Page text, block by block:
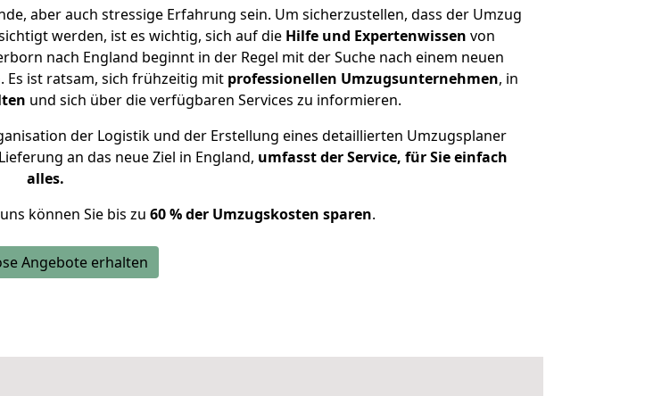
aber auch stressige Erfahrung sein. Um sicherzustellen, dass der Umzug
werden, ist es wichtig, sich auf die Hilfe und Expertenwissen von
nach England beginnt in der Regel mit der Suche nach einem neuen
Es ist ratsam, sich frühzeitig mit professionellen Umzugsunternehmen, in
und sich über die verfügbaren Services zu informieren.
der Logistik und der Erstellung eines detaillierten Umzugsplaner
an das neue Ziel in England, umfasst der Service, für Sie einfach
alles.
können Sie bis zu 60 % der Umzugskosten sparen.
Angebote erhalten